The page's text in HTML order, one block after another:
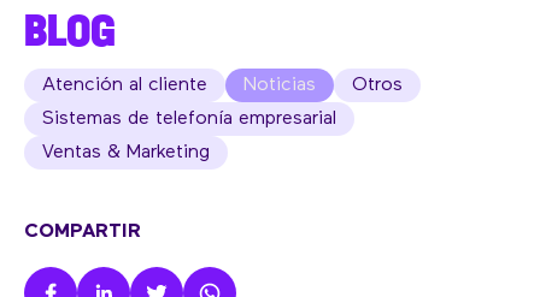
BLOG
Atención al cliente Noticias
Otros
Sistemas de telefonía empresarial
Ventas & Marketing
COMPARTIR